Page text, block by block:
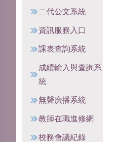
二代公文系統
資訊服務入口
課表查詢系統
成績輸入與查詢系
統
無聲廣播系統
教師在職進修網
校務會議紀錄